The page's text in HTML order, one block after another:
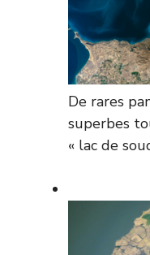
De rares
superbes
« lac de